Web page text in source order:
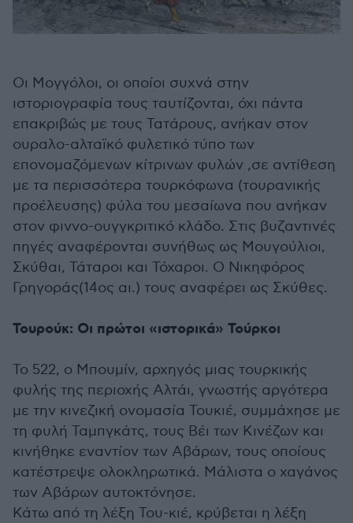
Οι Μογγόλοι, οι οποίοι συχνά στην
ιστοριογραφία τους ταυτίζονται, όχι πάντα
επακριβώς με τους Τατάρους, ανήκαν στον
ουραλο-αλταϊκό φυλετικό τύπο των
επονομαζόμενων κίτρινων φυλών ,σε αντίθεση
με τα περισσότερα τουρκόφωνα (τουρανικής
προέλευσης) φύλα του μεσαίωνα που ανήκαν
στον φιννο-ουγγκριτικό κλάδο. Στις βυζαντινές
πηγές αναφέρονται συνήθως ως Μουγούλιοι,
Σκύθαι, Τάταροι και Τόχαροι. Ο Νικηφόρος
Γρηγοράς(14ος αι.) τους αναφέρει ως Σκύθες.
Τουρούκ: Οι πρώτοι «ιστορικά» Τούρκοι
Το 522, ο Μπουμίν, αρχηγός μιας τουρκικής
φυλής της περιοχής Αλτάι, γνωστής αργότερα
με την κινεζική ονομασία Τουκιέ, συμμάχησε με
τη φυλή Ταμπγκάτς, τους Βέι των Κινέζων και
κινήθηκε εναντίον των Αβάρων, τους οποίους
κατέστρεψε ολοκληρωτικά. Μάλιστα ο χαγάνος
των Αβάρων αυτοκτόνησε.
Κάτω από τη λέξη Του-κιέ, κρύβεται η λέξη